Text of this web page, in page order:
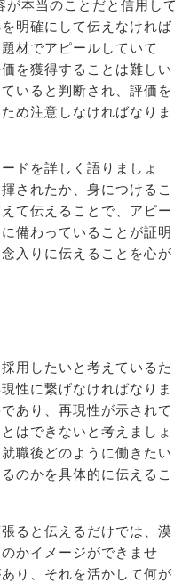
本当のことだと信用して
明確にして伝えなければ
材でアピールしていて
を獲得することは難しい
いると判断され、評価を
め注意しなければなりま
ドを詳しく語りましょ
されたか、身につけるこ
て伝えることで、アピー
備わっていることが証明
入りに伝えることを心が
用したいと考えているた
性に繋げなければなりま
あり、再現性が示されて
はできないと考えましょ
職後どのように働きたい
のかを具体的に伝えるこ
ると伝えるだけでは、漠
かイメージができませ
り、それを活かして何が